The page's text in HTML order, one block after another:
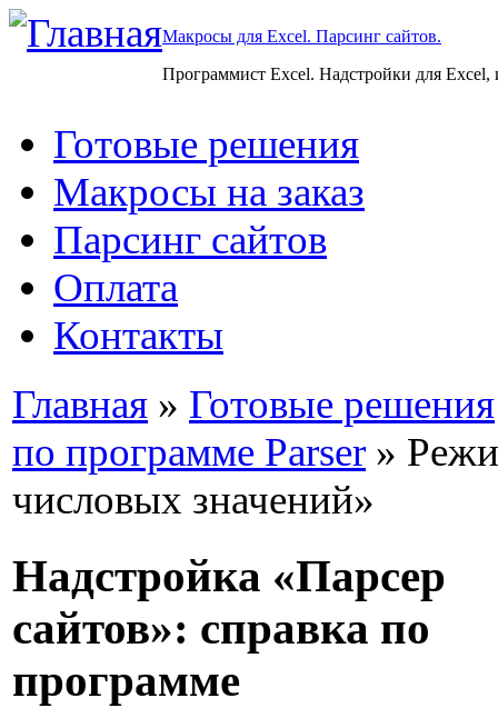
Макросы для Excel. Парсинг сайтов.
Программист Excel. Надстройки для Excel,
Готовые решения
Макросы на заказ
Парсинг сайтов
Оплата
Контакты
Главная » Готовые решения
по программе Parser »
числовых значений»
Надстройка «Парсер
сайтов»: справка по
программе